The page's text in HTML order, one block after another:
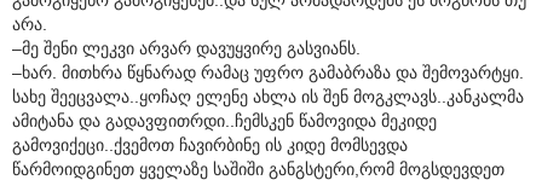
არა.
–მე შენი ლეკვი არვარ დავუყვირე გასვიანს.
–ხარ. მითხრა წყნარად რამაც უფრო გამაბრაზა და შემოვარტყი.
სახე შეეცვალა..ყოჩაღ ელენე ახლა ის შენ მოგკლავს..კანკალმა
ამიტანა და გადავფითრდი..ჩემსკენ წამოვიდა მეკიდე
გამოვიქეცი..ქვემოთ ჩავირბინე ის კიდე მომსევდა
წარმოიდგინეთ ყველაზე საშიში განგსტერი,რომ მოგსდევდეთ